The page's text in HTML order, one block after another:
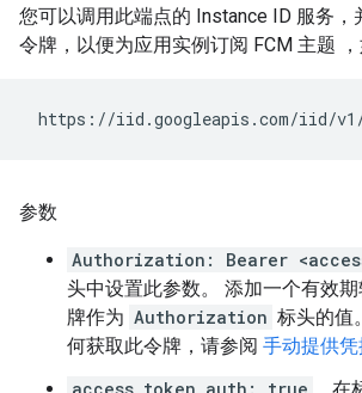
您可以调用此端点的 Instance ID 服务，
令牌，以便为应用实例订阅 FCM 主题 ，
参数
Authorization: Bearer
头中设置此参数。 添加一个有效期
牌作为 Authorization 标头的值
何获取此令牌，请参阅 手动提供